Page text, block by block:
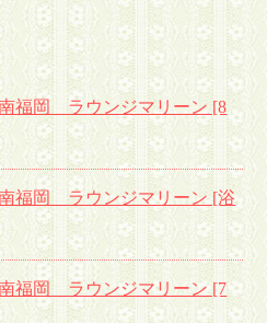
岡 ラウンジマリーン [8
岡 ラウンジマリーン [浴
岡 ラウンジマリーン [7